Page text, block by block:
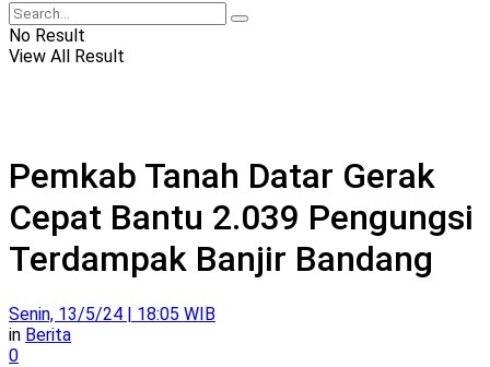
No Result
View All Result
Pemkab Tanah Datar Gerak
Cepat Bantu 2.039 Pengungsi
Terdampak Banjir Bandang
Senin, 13/5/24 | 18:05 WIB
in Berita
0